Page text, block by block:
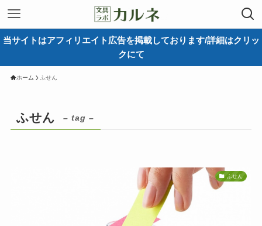
当サイトはアフィリエイト広告を掲載しております/詳細はクリッ
クにて
ホーム ふせん
ふせん – tag –
ふせん